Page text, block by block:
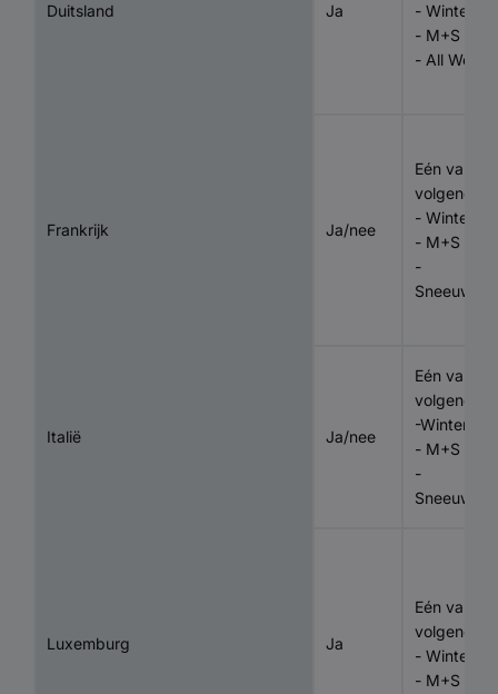
Duitsland Ja
-
- M+S
- All
Frankrijk Ja/nee
Eén van de
volgende
-
- M+S
-
Italië Ja/nee
Eén van de
volgende
-
- M+S
-
Luxemburg Ja
Eén van de
volgende
-
- M+S